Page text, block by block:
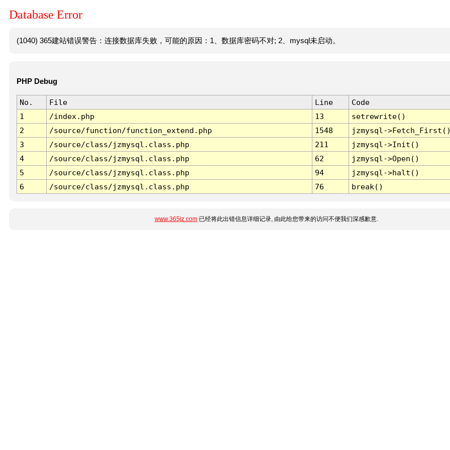
Database Error
(1040) 365建站错误警告：连接数据库失败，可能的原因：1、数据库密码不对; 2、mysql未启动。
PHP Debug
No. File Line
Code
1
/index.php 13
setrewrite()
2
/source/function/function_extend.php 1548
jzmysql-
3
/source/class/jzmysql.class.php 211
jzmysql->Init()
4
/source/class/jzmysql.class.php 62
jzmysql->Open()
5
/source/class/jzmysql.class.php 94
jzmysql->halt()
6
/source/class/jzmysql.class.php 76 break()
www.365jz.com已经将此出错信息详细记录, 由此给您带来的访问不便我们深感歉意.